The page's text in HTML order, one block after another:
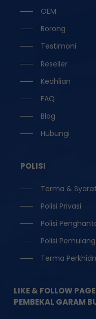
OEM
Borong
Testimoni
Reseller
Keahlian
FAQ
Blog
Hubungi
POLISI
Terma & Syarat
Polisi Privasi
Polisi
Polisi
Terma
LIKE & FOLLOW PAGE
PEMBEKAL GARAM